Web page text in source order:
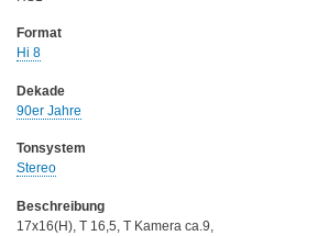
Format
Hi 8
Dekade
90er Jahre
Tonsystem
Stereo
Beschreibung
17x16(H), T 16,5, T Kamera ca.9,